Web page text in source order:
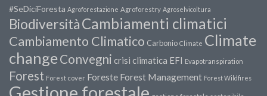
#SeDiciForesta Agroforestazione Agroforestry Agroselvicoltura
BiodiversitàCambiamenti climatici
Cambiamento Climatico Carbonio Climate Climate
changeConvegni crisi climatica EFI Evapotranspiration
Forest Forest cover Foreste Forest Management Forest Wildfires